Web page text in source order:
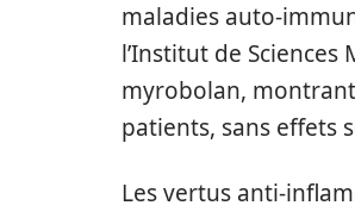
maladies auto-
l’Institut de Sciences
myrobolan,
patients, sans effets
Les vertus anti-